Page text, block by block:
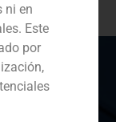
ni en
Este
por